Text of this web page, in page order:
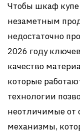
Чтобы шкаф купе
незаметным
недостаточно
2026 году
качество
которые
технологии
неотличимые от
механизмы,